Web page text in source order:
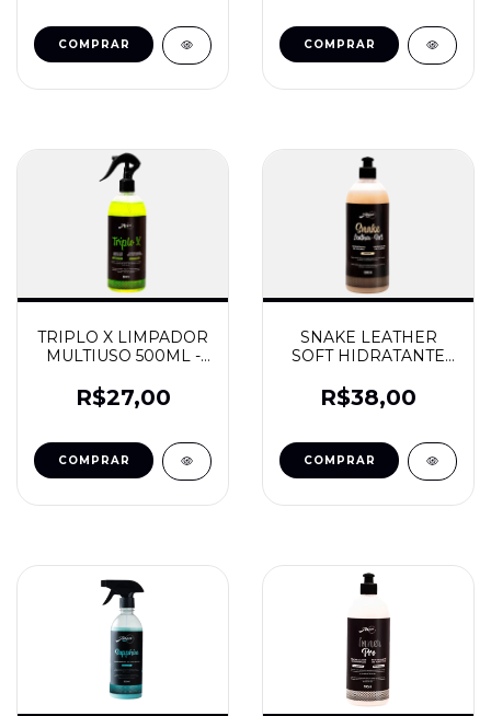
TRIPLO X LIMPADOR
MULTIUSO 500ML -
R$27,00
SNAKE LEATHER
SOFT HIDRATANTE
JAÇA
R$38,00